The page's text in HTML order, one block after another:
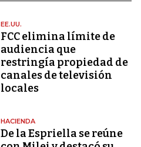
EE.UU.
FCC elimina límite de
audiencia que
restringía propiedad de
canales de televisión
locales
HACIENDA
De la Espriella se reúne